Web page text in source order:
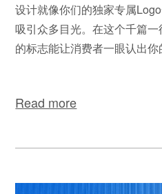
设计就像你们的独家专属
吸引众多目光。在这个千篇
的标志能让消费者一眼认出
Read more